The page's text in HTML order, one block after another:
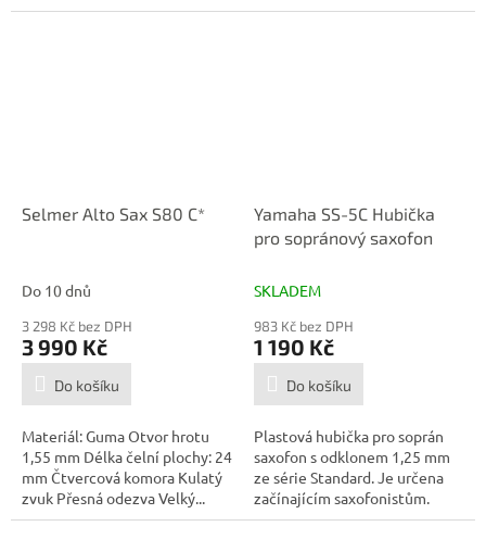
Selmer Alto Sax S80 C*
Do 10 dnů
3 298 Kč bez DPH
3 990 Kč
Do košíku
Materiál: Guma Otvor hrotu
1,55 mm Délka čelní plochy: 24
mm Čtvercová komora Kulatý
zvuk Přesná odezva Velký...
Yamaha SS-5C Hubička
pro sopránový saxofon
SKLADEM
983 Kč bez DPH
1 190 Kč
Do košíku
Plastová hubička pro soprán
saxofon s odklonem 1,25 mm
ze série Standard. Je určena
začínajícím saxofonistům.
Její...